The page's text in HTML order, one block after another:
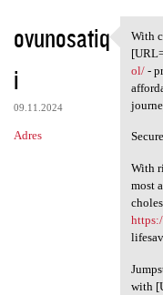
ovunosatiq
i
09.11.2024
Adres
With
With
ol/-
Secure
With
most
with